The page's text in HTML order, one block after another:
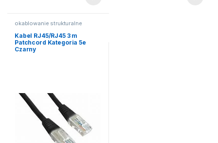
okablowanie strukturalne
Kabel RJ45/RJ45 3 m
Patchcord Kategoria 5e
Czarny